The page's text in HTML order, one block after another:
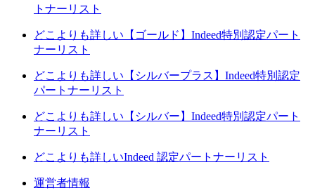
トナーリスト
どこよりも詳しい【ゴールド】Indeed特別認定パート
ナーリスト
どこよりも詳しい【シルバープラス】Indeed特別認定
パートナーリスト
どこよりも詳しい【シルバー】Indeed特別認定パート
ナーリスト
どこよりも詳しいIndeed 認定パートナーリスト
運営者情報